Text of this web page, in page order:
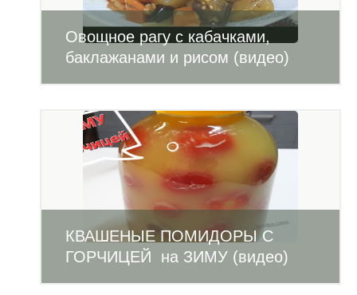
Овощное рагу с кабачками,
баклажанами и рисом (видео)
КВАШЕНЫЕ ПОМИДОРЫ С
ГОРЧИЦЕЙ на ЗИМУ (видео)